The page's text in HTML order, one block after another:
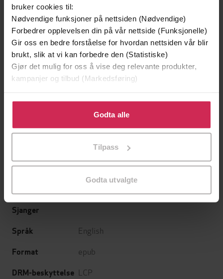
bruker cookies til:
Nødvendige funksjoner på nettsiden (Nødvendige)
Forbedrer opplevelsen din på vår nettside (Funksjonelle)
Gir oss en bedre forståelse for hvordan nettsiden vår blir
brukt, slik at vi kan forbedre den (Statistiske)
Gjør det mulig for oss å vise deg relevante produkter,
kampanjer og tilbud (Markedsføring)
Klikk på «Godta alle» for å gi oss ditt samtykke til å
bruke cookies for alle disse formålene. Du kan også
tilpasse ditt samtykke til spesifikke formål ved å klikke
Godta alle
Tilpass
Godta utvalgte
199,-
Minnesota
Jo Nesbø
Utskudd
Gwendolyn Zepeda
Forlag Grand Central Publishing
Utgitt
Sjanger
Språk
English
Format epub
DRM-beskyttelse LCP